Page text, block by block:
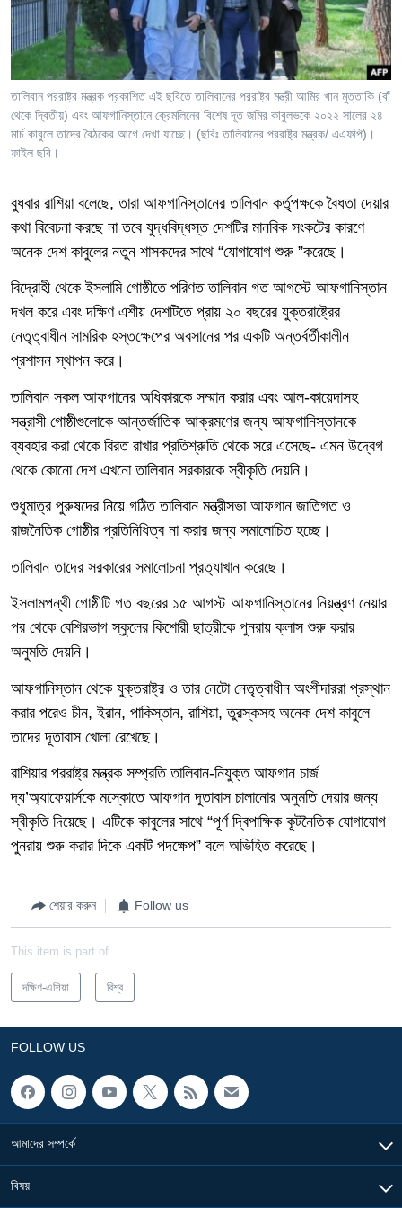
Learning English
FOLLOW US
অন্য ভাষায় ওয়েব সাইট
তালিবান পররাষ্ট্র মন্ত্রক প্রকাশিত এই ছবিতে তালিবানের পররাষ্ট্র মন্ত্রী আমির খান মুত্তাকি (বাঁ
থেকে দ্বিতীয়) এবং আফগানিস্তানে ক্রেমলিনের বিশেষ দূত জমির কাবুলভকে ২০২২ সালের ২৪
মার্চ কাবুলে তাদের বৈঠকের আগে দেখা যাচ্ছে। (ছবিঃ তালিবানের পররাষ্ট্র মন্ত্রক/ এএফপি)।
ফাইল ছবি।
বুধবার রাশিয়া বলেছে, তারা আফগানিস্তানের তালিবান কর্তৃপক্ষকে বৈধতা দেয়ার
কথা বিবেচনা করছে না তবে যুদ্ধবিদ্ধস্ত দেশটির মানবিক সংকটের কারণে
অনেক দেশ কাবুলের নতুন শাসকদের সাথে “যোগাযোগ শুরু ”করেছে।
বিদ্রোহী থেকে ইসলামি গোষ্ঠীতে পরিণত তালিবান গত আগস্টে আফগানিস্তান
দখল করে এবং দক্ষিণ এশীয় দেশটিতে প্রায় ২০ বছরের যুক্তরাষ্ট্রের
নেতৃত্বাধীন সামরিক হস্তক্ষেপের অবসানের পর একটি অন্তর্বর্তীকালীন
প্রশাসন স্থাপন করে।
তালিবান সকল আফগানের অধিকারকে সম্মান করার এবং আল-কায়েদাসহ
সন্ত্রাসী গোষ্ঠীগুলোকে আন্তর্জাতিক আক্রমণের জন্য আফগানিস্তানকে
ব্যবহার করা থেকে বিরত রাখার প্রতিশ্রুতি থেকে সরে এসেছে- এমন উদ্বেগ
থেকে কোনো দেশ এখনো তালিবান সরকারকে স্বীকৃতি দেয়নি।
শুধুমাত্র পুরুষদের নিয়ে গঠিত তালিবান মন্ত্রীসভা আফগান জাতিগত ও
রাজনৈতিক গোষ্ঠীর প্রতিনিধিত্ব না করার জন্য সমালোচিত হচ্ছে।
তালিবান তাদের সরকারের সমালোচনা প্রত্যাখান করেছে।
ইসলামপন্থী গোষ্ঠীটি গত বছরের ১৫ আগস্ট আফগানিস্তানের নিয়ন্ত্রণ নেয়ার
পর থেকে বেশিরভাগ স্কুলের কিশোরী ছাত্রীকে পুনরায় ক্লাস শুরু করার
অনুমতি দেয়নি।
আফগানিস্তান থেকে যুক্তরাষ্ট্র ও তার নেটো নেতৃত্বাধীন অংশীদাররা প্রস্থান
করার পরেও চীন, ইরান, পাকিস্তান, রাশিয়া, তুরস্কসহ অনেক দেশ কাবুলে
তাদের দূতাবাস খোলা রেখেছে।
রাশিয়ার পররাষ্ট্র মন্ত্রক সম্প্রতি তালিবান-নিযুক্ত আফগান চার্জ
দ্য’অ্যাফেয়ার্সকে মস্কোতে আফগান দূতাবাস চালানোর অনুমতি দেয়ার জন্য
স্বীকৃতি দিয়েছে। এটিকে কাবুলের সাথে “পূর্ণ দ্বিপাক্ষিক কূটনৈতিক যোগাযোগ
পুনরায় শুরু করার দিকে একটি পদক্ষেপ” বলে অভিহিত করেছে।
শেয়ার করুন Follow us
This item is part of
দক্ষিণ-এশিয়া বিশ্ব
FOLLOW US
আমাদের সম্পর্কে
বিষয়